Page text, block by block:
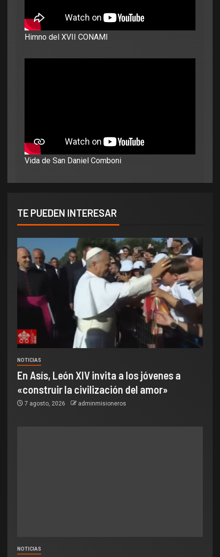
Himno del XVII CONAMI
Vida de San Daniel Comboni
TE PUEDEN INTERESAR
NOTICIAS
En Asís, León XIV invita a los jóvenes a
«construir la civilización del amor»
7 agosto, 2026 adminmisioneros
NOTICIAS